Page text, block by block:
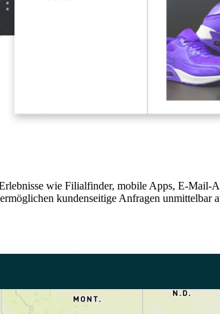
wie Filialfinder, mobile Apps, E-Mail-
kundenseitige Anfragen unmittelbar